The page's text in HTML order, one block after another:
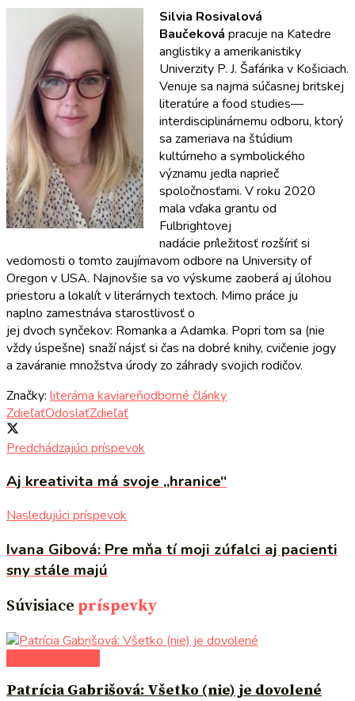
Silvia Rosivalová
Baučeková pracuje na Katedre
anglistiky a amerikanistiky
Univerzity P. J. Šafárika v Košiciach.
Venuje sa najmä súčasnej britskej
literatúre a food studies—
interdisciplinárnemu odboru, ktorý
sa zameriava na štúdium
kultúrneho a symbolického
významu jedla naprieč
spoločnosťami. V roku 2020
mala vďaka grantu od
Fulbrightovej
nadácie príležitosťrozšíriť si
vedomosti o tomto zaujímavom odbore na University of
Oregon v USA. Najnovšie sa vo výskume zaoberá aj úlohou
priestoru a lokalít v literárnych textoch. Mimo práce ju
naplno zamestnáva starostlivosť o
jej dvoch synčekov: Romanka a Adamka. Popri tom sa (nie
vždy úspešne) snaží nájsť si čas na dobré knihy, cvičenie jogy
a zaváranie množstva úrody zo záhrady svojich rodičov.
Značky: literárna kaviareňodborné články
ZdieľaťOdoslaťZdieľať
Predchádzajúci príspevok
Aj kreativita má svoje „hranice“
Nasledujúci príspevok
Ivana Gibová: Pre mňa tí moji zúfalci aj pacienti
sny stále majú
Súvisiace príspevky
Patrícia Gabrišová: Všetko (nie) je dovolené